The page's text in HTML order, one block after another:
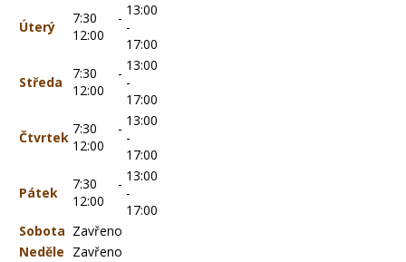
Úterý
7:30 -
12:00
13:00
-
17:00
Středa
7:30 -
12:00
13:00
-
17:00
Čtvrtek
7:30 -
12:00
13:00
-
17:00
Pátek
7:30 -
12:00
13:00
-
17:00
Sobota Zavřeno
Neděle Zavřeno